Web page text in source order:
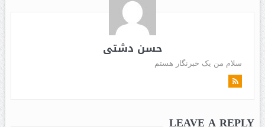
حسن دشتی
سلام من یک خبرنگار هستم